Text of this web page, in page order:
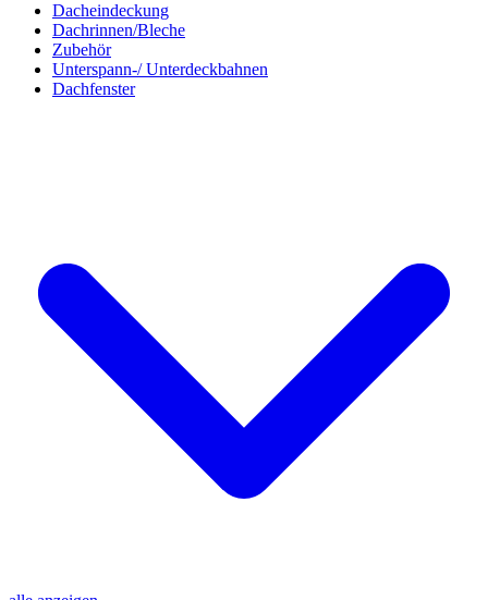
Dacheindeckung
Dachrinnen/Bleche
Zubehör
Unterspann-/ Unterdeckbahnen
Dachfenster